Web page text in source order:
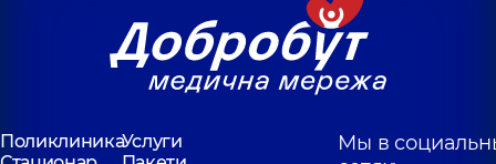
ПоликлиникаУслуги
Мы в